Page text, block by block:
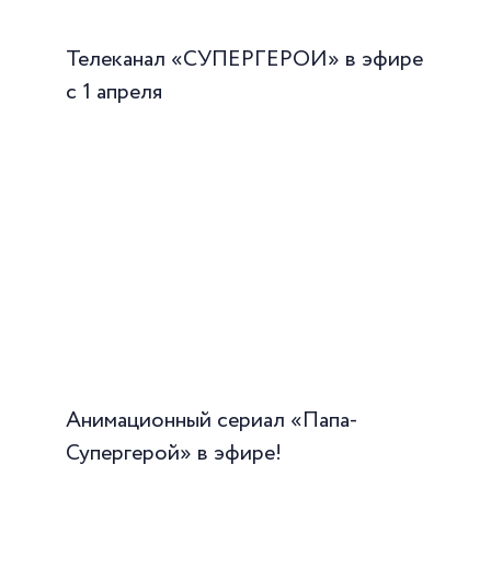
Телеканал «СУПЕРГЕРОИ» в эфире
с 1 апреля
Анимационный сериал «Папа-
Супергерой» в эфире!